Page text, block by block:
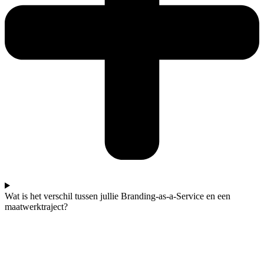
Wat is het verschil tussen jullie Branding-as-a-Service en een
maatwerktraject?